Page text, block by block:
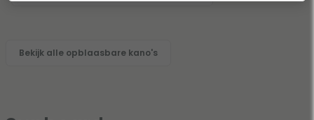
Bekijk alle opblaasbare kano's